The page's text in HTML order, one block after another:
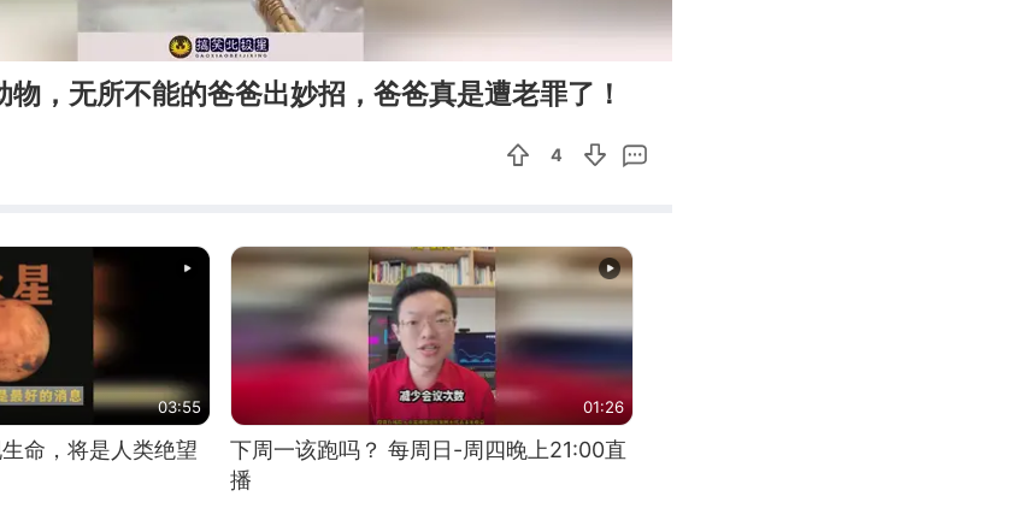
，无所不能的爸爸出妙招，爸爸真是遭老罪了！
4
03:55
命，将是人类绝望
01:26
下周一该跑吗？ 每周日-周四晚上21:00直
播